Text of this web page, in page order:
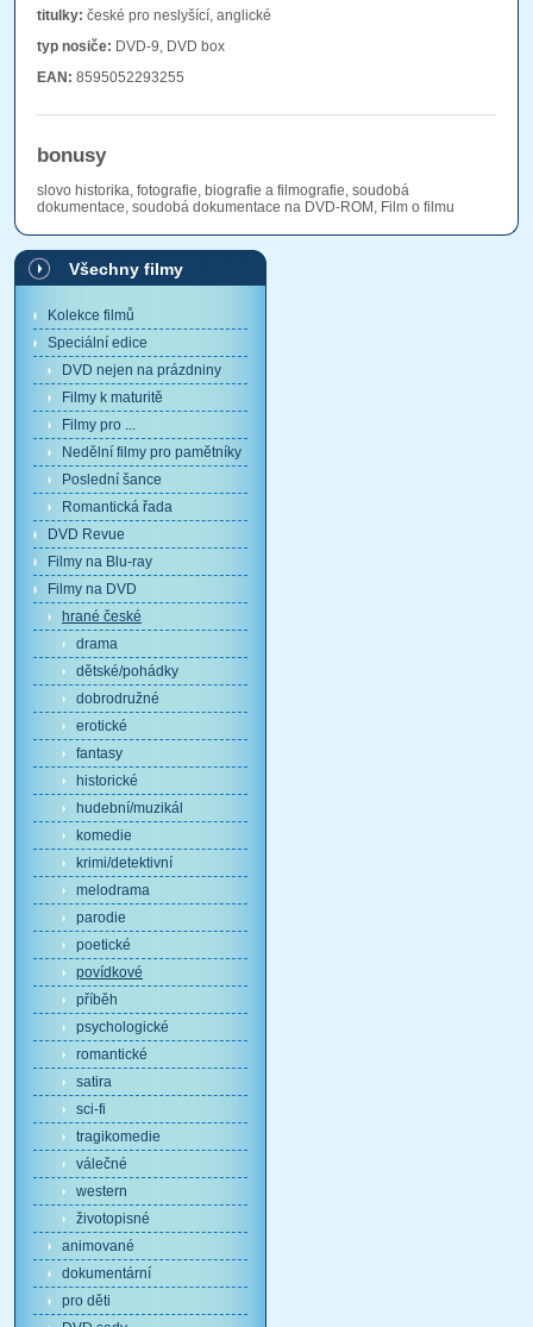
titulky: české pro neslyšící, anglické
typ nosiče: DVD-9, DVD box
EAN: 8595052293255
bonusy
slovo historika, fotografie, biografie a filmografie, soudobá
dokumentace, soudobá dokumentace na DVD-ROM, Film o filmu
Všechny filmy
Kolekce filmů
Speciální edice
DVD nejen na prázdniny
Filmy k maturitě
Filmy pro ...
Nedělní filmy pro pamětníky
Poslední šance
Romantická řada
DVD Revue
Filmy na Blu-ray
Filmy na DVD
hrané české
drama
dětské/pohádky
dobrodružné
erotické
fantasy
historické
hudební/muzikál
komedie
krimi/detektivní
melodrama
parodie
poetické
povídkové
příběh
psychologické
romantické
satira
sci-fi
tragikomedie
válečné
western
životopisné
animované
dokumentární
pro děti